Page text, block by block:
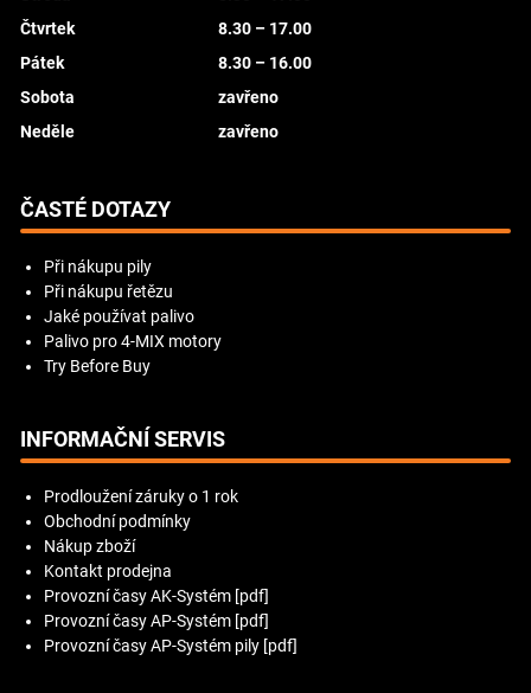
Čtvrtek
8.30 – 17.00
Pátek
8.30 – 16.00
Sobota
zavřeno
Neděle
zavřeno
ČASTÉ DOTAZY
Při nákupu pily
Při nákupu řetězu
Jaké používat palivo
Palivo pro 4-MIX motory
Try Before Buy
INFORMAČNÍ SERVIS
Prodloužení záruky o 1 rok
Obchodní podmínky
Nákup zboží
Kontakt prodejna
Provozní časy AK-Systém [pdf]
Provozní časy AP-Systém [pdf]
Provozní časy AP-Systém pily [pdf]